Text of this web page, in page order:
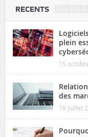
RECENTS
plein
15
des
16 juillet